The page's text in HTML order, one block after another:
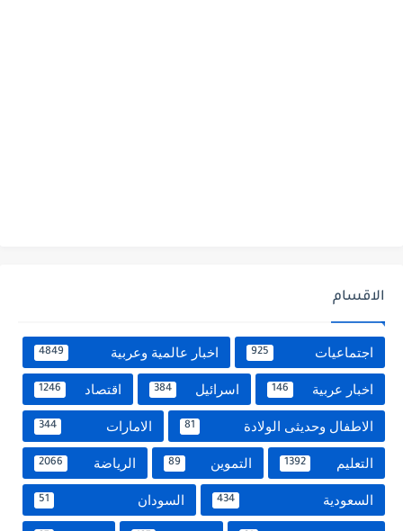
الاقسام
اجتماعيات 925 اخبار عالمية وعربية 4849
اخبار عربية 146 اسرائيل 384 اقتصاد 1246
الاطفال وحديثى الولادة 81 الامارات 344
التعليم 1392 التموين 89 الرياضة 2066
السعودية 434 السودان 51